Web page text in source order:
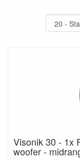
Visonik 30 - 1x
woofer -